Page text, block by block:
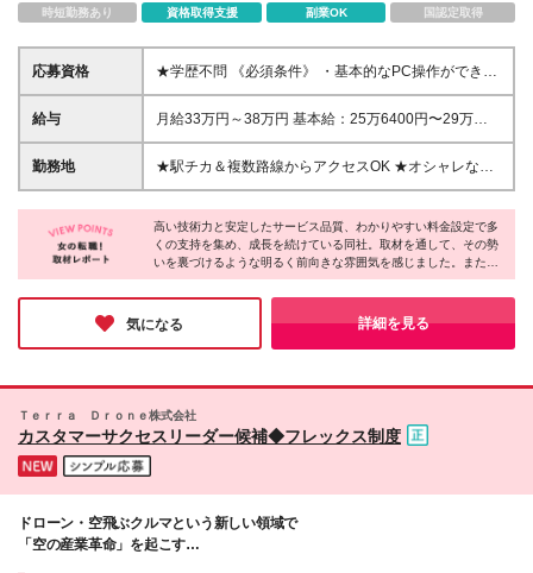
時短勤務あり
資格取得支援 副業OK 国認定取得
応募資格
★学歴不問 《必須条件》 ・基本的なPC操作ができる
方 ・コミュニケーション能力がある方 ・一般的なビ
ジネスマナーを備えている方 《歓迎条件》 ・営業や
・効率的に業務を進められる方 ・課題を理解し、柔
軟かつ前向きに提案・行動できる方 ・顧客視点を大
コミュニケーションを取り、社内外を問わず信頼関係
を築ける方
給与
月給33万円～38万円 基本給：25万6400円〜29万
5300円 固定残業代：7万3600円〜8万4700円（37.75
時間分） ※37.75時間を超える場合は追加で全額支給
給31万円～36万円 基本給：24万900円～27万9700円
固定残業代：6万9100円〜8万300円（37.75時間分）
※37.75時間を超える場合は追加で全額支給します。
勤務地
★駅チカ＆複数路線からアクセスOK ★オシャレな休
憩スペース完備！キレイで開放的なオフィス ＜東京
本部＞ 東京都港区海岸1-9-18 国際浜松町ビル7F (変
更の範囲)同ビル2F
高い技術力と安定したサービス品質、わかりやすい料金設定で多
くの支持を集め、成長を続けている同社。取材を通して、その勢
いを裏づけるような明るく前向きな雰囲気を感じました。また、
部署や立場に関係なく、「お客様に満足していただきたい」とい
う共通の想いを持っているからこそ、互いに協力しながら仕事を
進める風土が根づいているそう。安心してスタートできる環境
で、働きながら自分の可能性を広げていける企業です。
気になる 詳細を見る
Ｔｅｒｒａ Ｄｒｏｎｅ株式会社
カスタマーサクセスリーダー候補◆フレックス制度
ドローン・空飛ぶクルマという新しい領域で
「空の産業革命」を起こす